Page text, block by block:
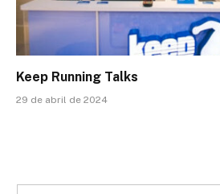
Keep Running Talks
29 de abril de 2024